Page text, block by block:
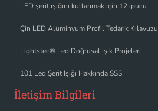
LED şerit ışığını kullanmak için 12 ipucu
Çin LED Alüminyum Profil Tedarik Kılavuzu
Lightstec® Led Doğrusal Işık Projeleri
101 Led Şerit Işığı Hakkında SSS
İletişim Bilgileri